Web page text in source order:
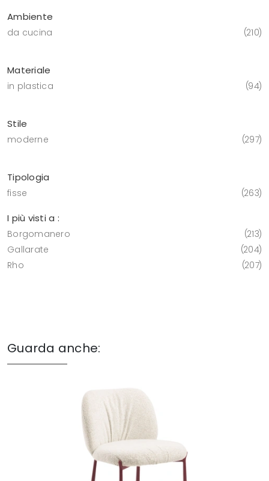
Ambiente
da cucina 210
Materiale
in plastica 94
Stile
moderne 297
Tipologia
fisse 263
I più visti a :
Borgomanero
213
Gallarate
204
Rho
207
Guarda anche: